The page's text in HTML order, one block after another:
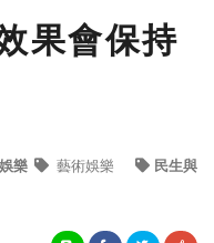
果會保持
娛樂 藝術娛樂 民生與